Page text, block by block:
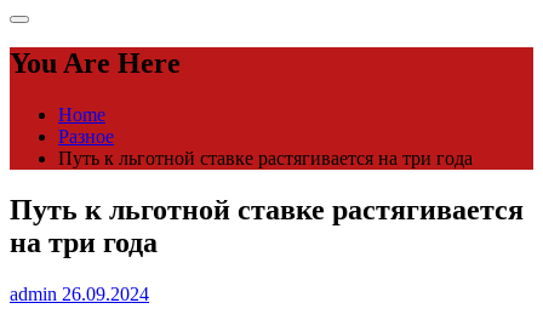
You Are Here
Home
Разное
Путь к льготной ставке растягивается на три года
Путь к льготной ставке растягивается
на три года
admin 26.09.2024